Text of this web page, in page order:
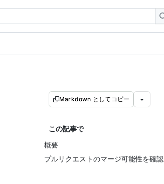
Markdown としてコピー
この記事で
概要
プルリクエストのマージ可能性を確認